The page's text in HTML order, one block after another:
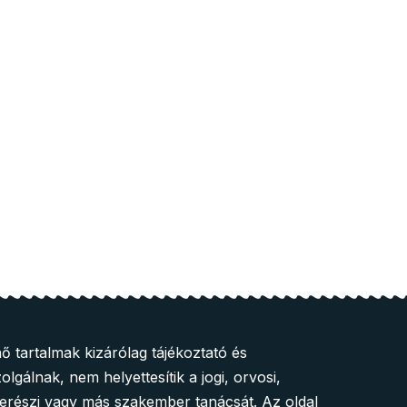
tartalmak kizárólag tájékoztató és
nem helyettesítik a jogi, orvosi,
vagy más szakember tanácsát. Az oldal